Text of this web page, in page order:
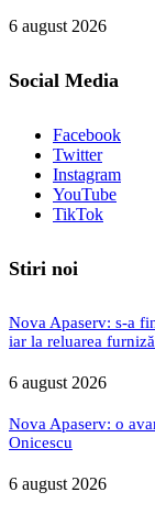
6 august 2026
Social Media
Facebook
Twitter
Instagram
YouTube
TikTok
Stiri noi
Nova Apaserv: s-a
iar la reluarea
6 august 2026
Nova Apaserv: o
Onicescu
6 august 2026